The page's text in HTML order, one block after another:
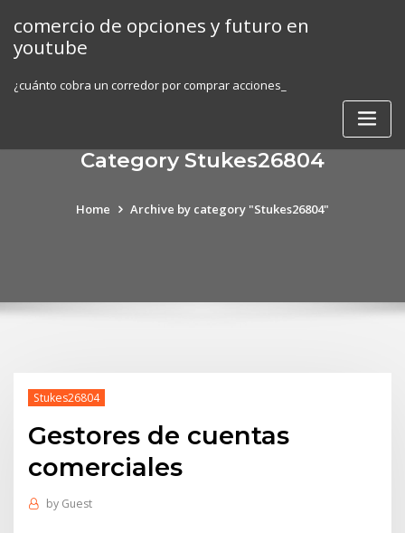
content
comercio de opciones y futuro en
youtube
¿cuánto cobra un corredor por comprar acciones_
Category Stukes26804
Home Archive by category "Stukes26804"
Stukes26804
Gestores de cuentas
comerciales
by Guest